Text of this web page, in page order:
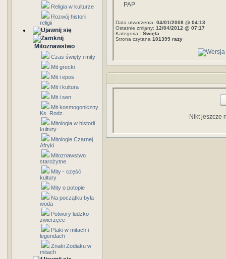
Religia w kulturze
Rozwój historii
religii
Mitoznawstwo
Czas święty i mity
Mit grecki
Mit i epos
Mit i kultura
Mit i sen
Mit kosmogoniczny
Ks. Rodz.
Mitologia w historii
kultury
Mitologie Czarnej
Afryki
Mitoznawstwo
starożytne
Mity - część
kultury
Mity o potopie
Na początku była
woda
Potwory ludzko-
zwierzęce
Ptaki w mitach i
legendach
Znaki Zodiaku w
mitach
PAP
Data utworzenia: 04/01/2008 @ 04:13
Ostatnie zmiany: 12/04/2012 @ 07:17
Kategoria : Święta
Strona czytana 101399 razy
Nikt jeszcze